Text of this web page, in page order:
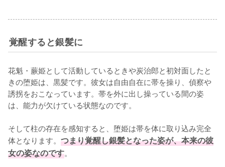
覚醒すると銀髪に
花魁・蕨姫として活動しているときや炭治郎と初対面したと
きの堕姫は、黒髪です。彼女は自由自在に帯を操り、偵察や
誘拐をおこなっています。帯を外に出し操っている間の姿
は、能力が欠けている状態なのです。
そして柱の存在を感知すると、堕姫は帯を体に取り込み完全
体となります。 つまり覚醒し銀髪となった姿が、本来の彼
女の姿なのです。